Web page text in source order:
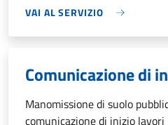
VAI AL SERVIZIO
Comunicazione di
Manomissione di suolo
comunicazione di inizio lavori